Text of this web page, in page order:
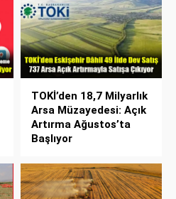
TOKİ’den 18,7 Milyarlık
Arsa Müzayedesi: Açık
Artırma Ağustos’ta
Başlıyor